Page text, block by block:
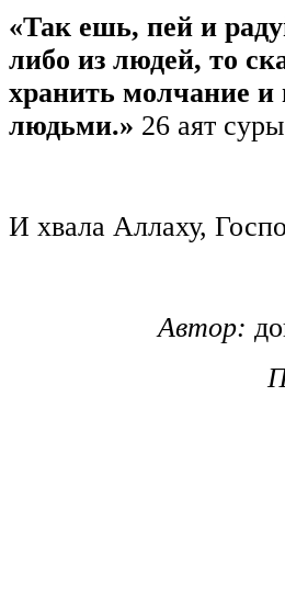
«Так ешь, пей и
либо из людей, то
хранить молчание и
людьми.» 26 аят
И хвала Аллаху,
Автор: